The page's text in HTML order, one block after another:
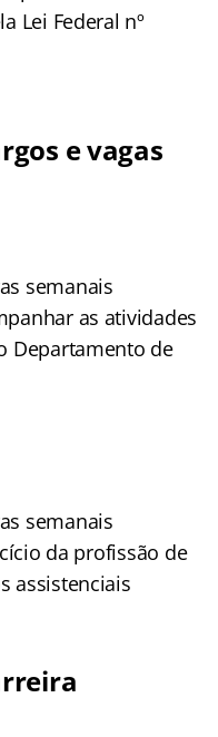
Lei Federal nº
e vagas
semanais
as atividades
Departamento de
semanais
da profissão de
assistenciais